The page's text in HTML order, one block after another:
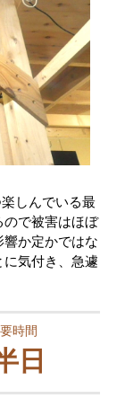
しんでいる最
ので被害はほぼ
か定かではな
気付き、急遽
時間
日